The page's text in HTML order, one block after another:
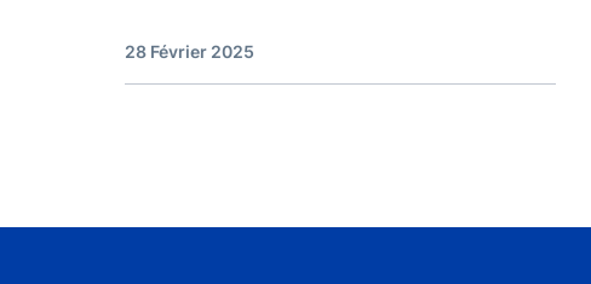
28 Février 2025